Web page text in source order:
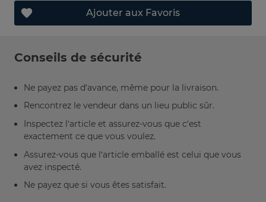
Ajouter aux Favoris
Conseils de sécurité
Ne payez pas d’avance, même pour la livraison.
Rencontrez le vendeur dans un lieu public sûr.
Inspectez l’article et assurez-vous que c’est
exactement ce que vous voulez.
Assurez-vous que l’article emballé est celui que vous
avez inspecté.
Ne payez que si vous êtes satisfait.